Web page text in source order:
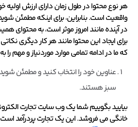
هر نوع محتوا در طول زمان دارای ارزش اولیه
واقعیت است. بنابراین، برای اینکه مطمئن شوید
در آینده مانند امروز موثر است، به محتوای
برای ایجاد این محتوا مانند هر کار دیگری
که ما در ادامه تمامی موارد موردنیاز و مهم را
عناوین خود را انتخاب کنید و مطمئن
سبز هستند.
بیایید بگوییم شما یک وب سایت تجارت
خانگی می فروشد. این یک تجارت پردرآمد